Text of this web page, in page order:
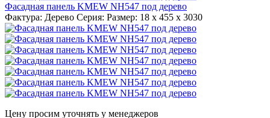
Фасадная панель KMEW NH547 под дерево
Фактура: Дерево Серия: Размер: 18 x 455 x 3030
Цену просим уточнять у менеджеров